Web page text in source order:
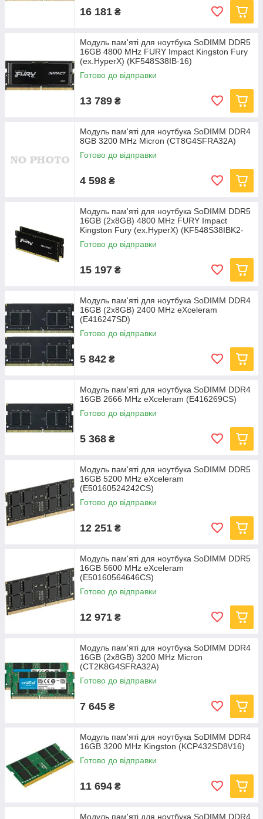
16 181 ₴
Модуль пам'яті для ноутбука SoDIMM DDR5
16GB 4800 MHz FURY Impact Kingston Fury
(ex.HyperX) (KF548S38IB-16)
Готово до відправки
13 789 ₴
Модуль пам'яті для ноутбука SoDIMM DDR4
8GB 3200 MHz Micron (CT8G4SFRA32A)
Готово до відправки
4 598 ₴
Модуль пам'яті для ноутбука SoDIMM DDR5
16GB (2x8GB) 4800 MHz FURY Impact
Kingston Fury (ex.HyperX) (KF548S38IBK2-
16)
Готово до відправки
15 197 ₴
Модуль пам'яті для ноутбука SoDIMM DDR4
16GB (2x8GB) 2400 MHz eXceleram
(E416247SD)
Готово до відправки
5 842 ₴
Модуль пам'яті для ноутбука SoDIMM DDR4
16GB 2666 MHz eXceleram (E416269CS)
Готово до відправки
5 368 ₴
Модуль пам'яті для ноутбука SoDIMM DDR5
16GB 5200 MHz eXceleram
(E50160524242CS)
Готово до відправки
12 251 ₴
Модуль пам'яті для ноутбука SoDIMM DDR5
16GB 5600 MHz eXceleram
(E50160564646CS)
Готово до відправки
12 971 ₴
Модуль пам'яті для ноутбука SoDIMM DDR4
16GB (2x8GB) 3200 MHz Micron
(CT2K8G4SFRA32A)
Готово до відправки
7 645 ₴
Модуль пам'яті для ноутбука SoDIMM DDR4
16GB 3200 MHz Kingston (KCP432SD8\/16)
Готово до відправки
11 694 ₴
Модуль пам'яті для ноутбука SoDIMM DDR4